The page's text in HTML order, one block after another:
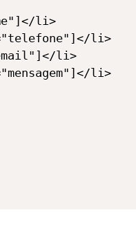
li>
li>
li>
li>